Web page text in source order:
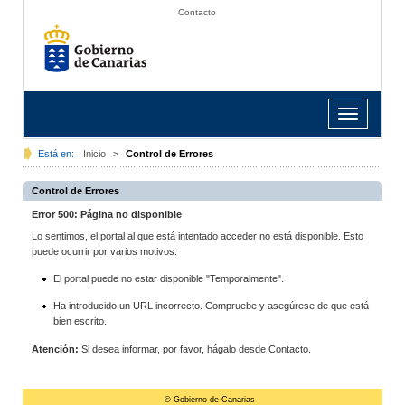
Contacto
Toggle
navigation
Está en: Inicio > Control de Errores
Control de Errores
Error 500: Página no disponible
Lo sentimos, el portal al que está intentado acceder no está disponible. Esto
puede ocurrir por varios motivos:
El portal puede no estar disponible "Temporalmente".
Ha introducido un URL incorrecto. Compruebe y asegúrese de que está
bien escrito.
Atención: Si desea informar, por favor, hágalo desde Contacto.
© Gobierno de Canarias